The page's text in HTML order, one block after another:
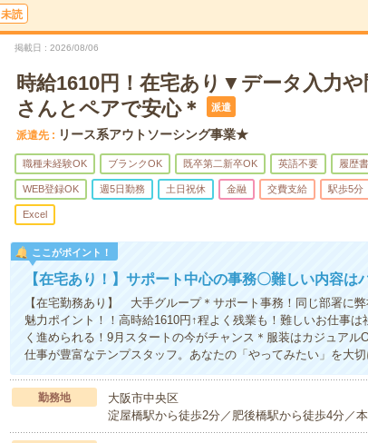
未読
掲載日 2026/08/06
時給1610円！在宅あり▼データ入力
さんとペアで安心＊
派遣
派遣先 リース系アウトソーシング事業★
職種未経験OK ブランクOK 既卒第二新卒OK 英語不要 履歴
WEB登録OK 週5日勤務 土日祝休 金融 交費支給 駅歩5分
Excel
ここがポイント！
【在宅あり！】サポート中心の事務〇難しい内容は
【在宅勤務あり】 大手グループ＊サポート事務！同じ部署に
魅力ポイント！！高時給1610円↑程よく残業も！難しいお仕事
く進められる！9月スタートの今がチャンス＊服装はカジュア
仕事が豊富なテンプスタッフ。あなたの「やってみたい」を大
勤務地
大阪市中央区
淀屋橋駅から徒歩2分／肥後橋駅から徒歩4分／